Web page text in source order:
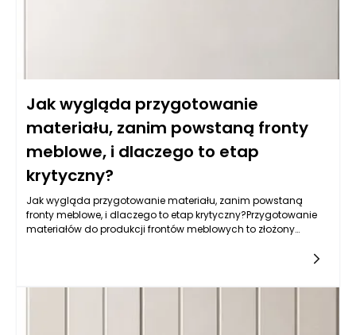
Jak wygląda przygotowanie
materiału, zanim powstaną fronty
meblowe, i dlaczego to etap
krytyczny?
Jak wygląda przygotowanie materiału, zanim powstaną
fronty meblowe, i dlaczego to etap krytyczny?Przygotowanie
materiałów do produkcji frontów meblowych to złożony